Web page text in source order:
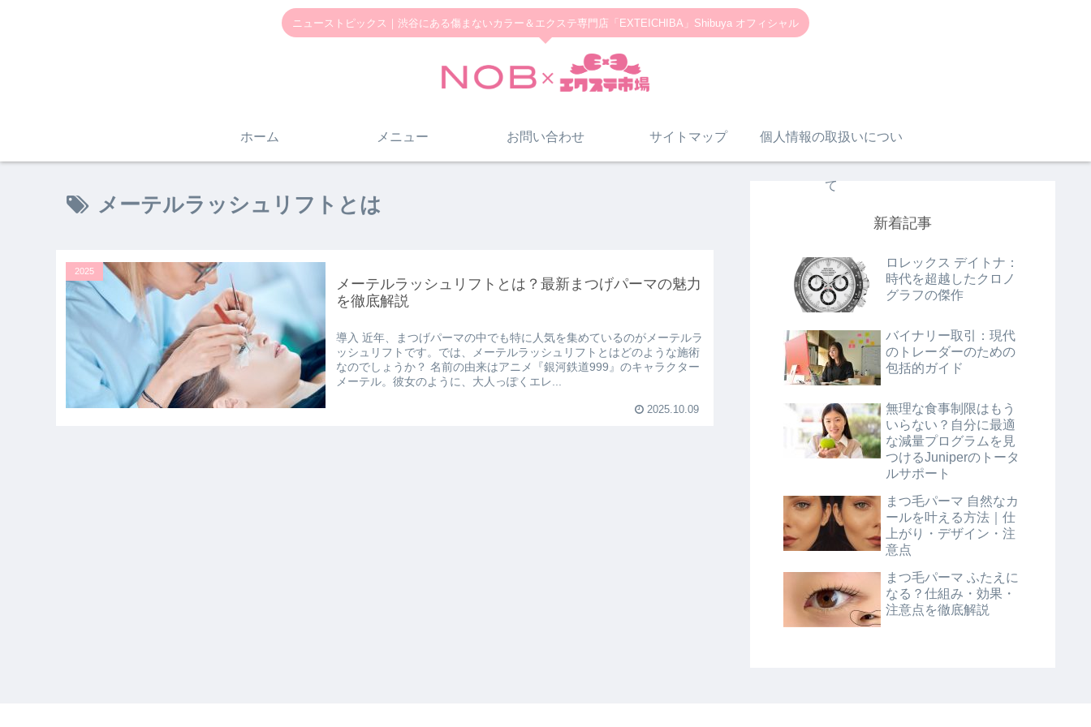
ニューストピックス｜渋谷にある傷まないカラー＆エクステ専門店「EXTEICHIBA」Shibuya オフィシャル
ホーム メニュー お問い合わせ サイトマップ 個人情報の取扱いについ
て
メーテルラッシュリフトとは
2025
メーテルラッシュリフトとは？最新まつげパーマの魅力
を徹底解説
導入 近年、まつげパーマの中でも特に人気を集めているのがメーテルラ
ッシュリフトです。では、メーテルラッシュリフトとはどのような施術
なのでしょうか？ 名前の由来はアニメ『銀河鉄道999』のキャラクター
メーテル。彼女のように、大人っぽくエレ...
2025.10.09
新着記事
ロレックス デイトナ：
時代を超越したクロノ
グラフの傑作
バイナリー取引：現代
のトレーダーのための
包括的ガイド
無理な食事制限はもう
いらない？自分に最適
な減量プログラムを見
つけるJuniperのトータ
ルサポート
まつ毛パーマ 自然なカ
ールを叶える方法｜仕
上がり・デザイン・注
意点
まつ毛パーマ ふたえに
なる？仕組み・効果・
注意点を徹底解説